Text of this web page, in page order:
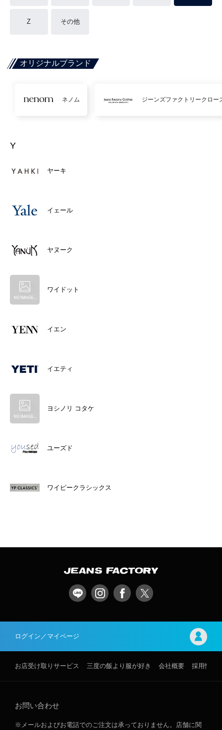
Z その他
オリジナルブランド
ネノム ジーンズファクトリークロー
Y
ヤーキ
イェール
ヤヌーク
ワイドット
イエン
イエティ
ヨシノリ コタケ
ユーズド
ワイピークラシックス
ログイン／マイページ
お店受け取りサービス 三度の飯より服が好き 会社概要 採用情報
お問い合わせ
※メールおよびお電話でのご注文は承っておりません。店舗に関